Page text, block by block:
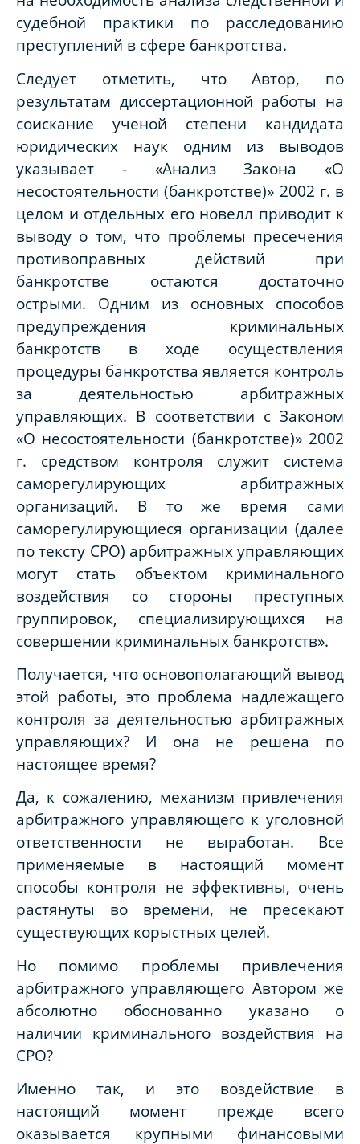
судебной практики по расследованию
преступлений в сфере банкротства.
Следует отметить, что Автор, по
результатам диссертационной работы на
соискание ученой степени кандидата
юридических наук одним из выводов
указывает - «Анализ Закона «О
несостоятельности (банкротстве)» 2002 г. в
целом и отдельных его новелл приводит к
выводу о том, что проблемы пресечения
противоправных действий при
банкротстве остаются достаточно
острыми. Одним из основных способов
предупреждения криминальных
банкротств в ходе осуществления
процедуры банкротства является контроль
за деятельностью арбитражных
управляющих. В соответствии с Законом
«О несостоятельности (банкротстве)» 2002
г. средством контроля служит система
саморегулирующих арбитражных
организаций. В то же время сами
саморегулирующиеся организации (далее
по тексту СРО) арбитражных управляющих
могут стать объектом криминального
воздействия со стороны преступных
группировок, специализирующихся на
совершении криминальных банкротств».
Получается, что основополагающий вывод
этой работы, это проблема надлежащего
контроля за деятельностью арбитражных
управляющих? И она не решена по
настоящее время?
Да, к сожалению, механизм привлечения
арбитражного управляющего к уголовной
ответственности не выработан. Все
применяемые в настоящий момент
способы контроля не эффективны, очень
растянуты во времени, не пресекают
существующих корыстных целей.
Но помимо проблемы привлечения
арбитражного управляющего Автором же
абсолютно обоснованно указано о
наличии криминального воздействия на
СРО?
Именно так, и это воздействие в
настоящий момент прежде всего
оказывается крупными финансовыми